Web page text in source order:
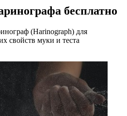
бесплатно
(Harinograph) для
свойств муки и теста